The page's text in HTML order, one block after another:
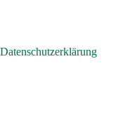
Datenschutzerklärung